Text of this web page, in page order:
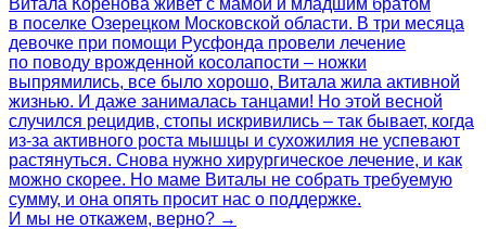
Витала Коренова живет с мамой и младшим братом
в поселке Озерецком Московской области. В три месяца
девочке при помощи Русфонда провели лечение
по поводу врожденной косолапости – ножки
выпрямились, все было хорошо, Витала жила активной
жизнью. И даже занималась танцами! Но этой весной
случился рецидив, стопы искривились – так бывает, когда
из-за активного роста мышцы и сухожилия не успевают
растянуться. Снова нужно хирургическое лечение, и как
можно скорее. Но маме Виталы не собрать требуемую
сумму, и она опять просит нас о поддержке.
И мы не откажем, верно? →